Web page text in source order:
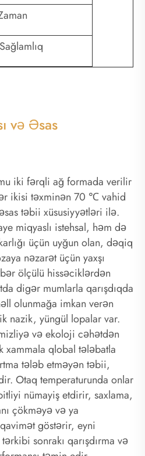
və Əsas
iki fərqli ağ formada verilir
ikisi təxminən 70 ℃ vahid
təbii xüsusiyyətləri ilə.
miqyaslı istehsal, həm də
üçün uyğun olan, dəqiq
nəzarət üçün yaxşı
ölçülü hissəciklərdən
digər mumlarla qarışdıqda
olunmağa imkan verən
nazik, yüngül lopalar var.
və ekoloji cəhətdən
xammala qlobal tələbatla
tələb etməyən təbii,
Otaq temperaturunda onlar
nümayiş etdirir, saxlama,
çökməyə və ya
göstərir, eyni
sonrakı qarışdırma və